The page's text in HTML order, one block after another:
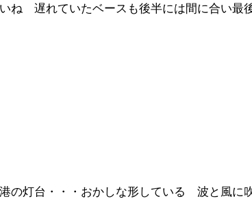
ね 遅れていたベースも後半には間に合い最
の灯台・・・おかしな形している 波と風に